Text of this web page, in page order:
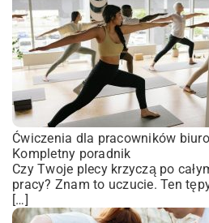
Ćwiczenia dla pracowników
Kompletny poradnik
Czy Twoje plecy krzyczą po
pracy? Znam to uczucie. Ten
[…]